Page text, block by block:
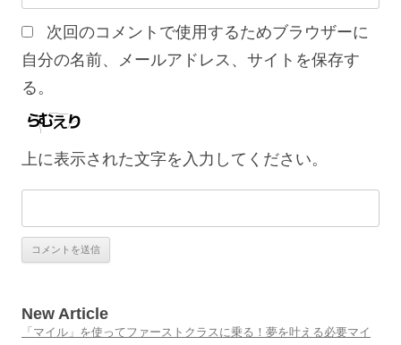
次回のコメントで使用するためブラウザーに
自分の名前、メールアドレス、サイトを保存す
る。
上に表示された文字を入力してください。
New Article
「マイル」を使ってファーストクラスに乗る！夢を叶える必要マイ